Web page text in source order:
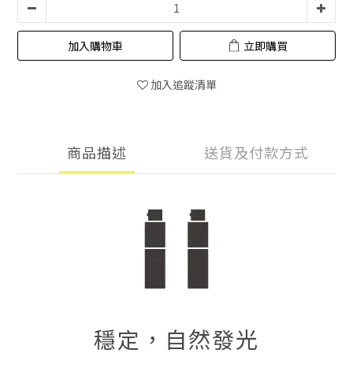
加入購物車 立即購買
加入追蹤清單
商品描述 送貨及付款方式
穩定，自然發光